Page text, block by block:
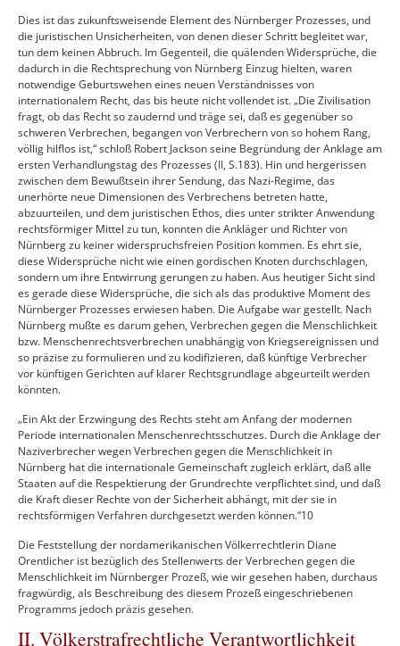
Dies ist das zukunftsweisende Element des Nürnberger Prozesses, und
die juristischen Unsicherheiten, von denen dieser Schritt begleitet war,
tun dem keinen Abbruch. Im Gegenteil, die quälenden Widersprüche, die
dadurch in die Rechtsprechung von Nürnberg Einzug hielten, waren
notwendige Geburtswehen eines neuen Verständnisses von
internationalem Recht, das bis heute nicht vollendet ist. „Die Zivilisation
fragt, ob das Recht so zaudernd und träge sei, daß es gegenüber so
schweren Verbrechen, begangen von Verbrechern von so hohem Rang,
völlig hilflos ist,“ schloß Robert Jackson seine Begründung der Anklage am
ersten Verhandlungstag des Prozesses (II, S.183). Hin und hergerissen
zwischen dem Bewußtsein ihrer Sendung, das Nazi-Regime, das
unerhörte neue Dimensionen des Verbrechens betreten hatte,
abzuurteilen, und dem juristischen Ethos, dies unter strikter Anwendung
rechtsförmiger Mittel zu tun, konnten die Ankläger und Richter von
Nürnberg zu keiner widerspruchsfreien Position kommen. Es ehrt sie,
diese Widersprüche nicht wie einen gordischen Knoten durchschlagen,
sondern um ihre Entwirrung gerungen zu haben. Aus heutiger Sicht sind
es gerade diese Widersprüche, die sich als das produktive Moment des
Nürnberger Prozesses erwiesen haben. Die Aufgabe war gestellt. Nach
Nürnberg mußte es darum gehen, Verbrechen gegen die Menschlichkeit
bzw. Menschenrechtsverbrechen unabhängig von Kriegsereignissen und
so präzise zu formulieren und zu kodifizieren, daß künftige Verbrecher
vor künftigen Gerichten auf klarer Rechtsgrundlage abgeurteilt werden
könnten.
„Ein Akt der Erzwingung des Rechts steht am Anfang der modernen
Periode internationalen Menschenrechtsschutzes. Durch die Anklage der
Naziverbrecher wegen Verbrechen gegen die Menschlichkeit in
Nürnberg hat die internationale Gemeinschaft zugleich erklärt, daß alle
Staaten auf die Respektierung der Grundrechte verpflichtet sind, und daß
die Kraft dieser Rechte von der Sicherheit abhängt, mit der sie in
rechtsförmigen Verfahren durchgesetzt werden können.“10
Die Feststellung der nordamerikanischen Völkerrechtlerin Diane
Orentlicher ist bezüglich des Stellenwerts der Verbrechen gegen die
Menschlichkeit im Nürnberger Prozeß, wie wir gesehen haben, durchaus
fragwürdig, als Beschreibung des diesem Prozeß eingeschriebenen
Programms jedoch präzis gesehen.
II. Völkerstrafrechtliche Verantwortlichkeit